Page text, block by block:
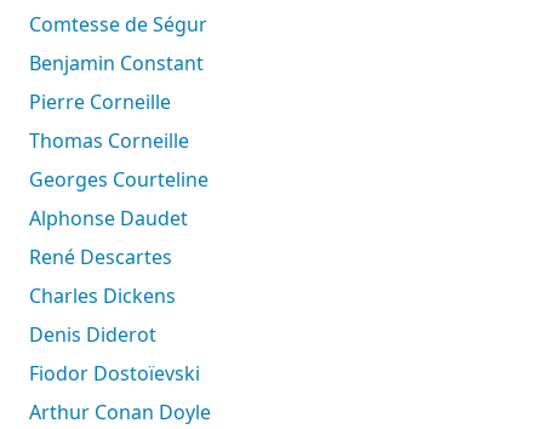
Comtesse de Ségur
Benjamin Constant
Pierre Corneille
Thomas Corneille
Georges Courteline
Alphonse Daudet
René Descartes
Charles Dickens
Denis Diderot
Fiodor Dostoïevski
Arthur Conan Doyle